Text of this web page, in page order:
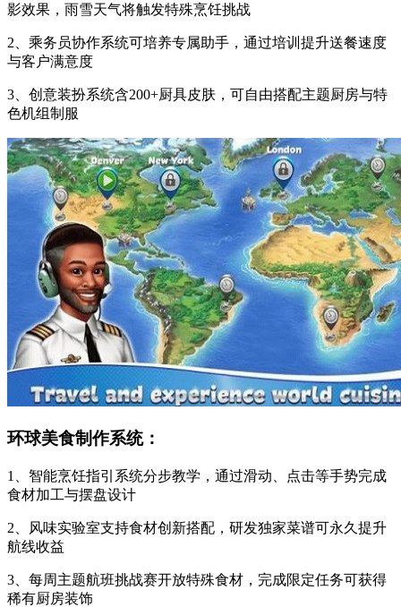
影效果，雨雪天气将触发特殊烹饪挑战
2、乘务员协作系统可培养专属助手，通过培训提升送餐速度
与客户满意度
3、创意装扮系统含200+厨具皮肤，可自由搭配主题厨房与特
色机组制服
环球美食制作系统：
1、智能烹饪指引系统分步教学，通过滑动、点击等手势完成
食材加工与摆盘设计
2、风味实验室支持食材创新搭配，研发独家菜谱可永久提升
航线收益
3、每周主题航班挑战赛开放特殊食材，完成限定任务可获得
稀有厨房装饰